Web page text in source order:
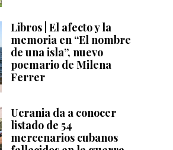
Libros | El afecto y la
memoria en “El nombre
de una isla”, nuevo
poemario de Milena
Ferrer
Ucrania da a conocer
listado de 54
mercenarios cubanos